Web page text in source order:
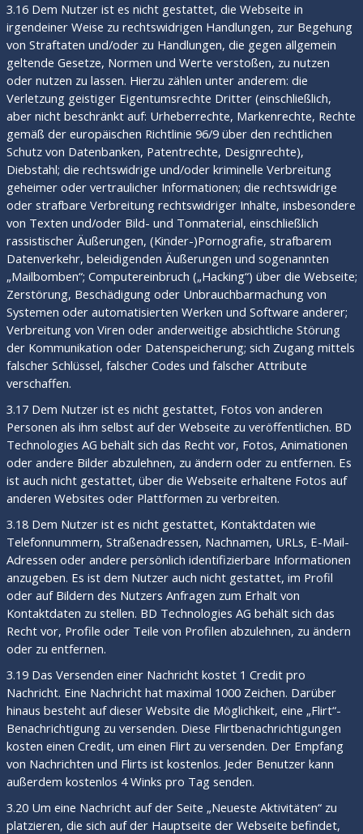
3.16 Dem Nutzer ist es nicht gestattet, die Webseite in
irgendeiner Weise zu rechtswidrigen Handlungen, zur Begehung
von Straftaten und/oder zu Handlungen, die gegen allgemein
geltende Gesetze, Normen und Werte verstoßen, zu nutzen
oder nutzen zu lassen. Hierzu zählen unter anderem: die
Verletzung geistiger Eigentumsrechte Dritter (einschließlich,
aber nicht beschränkt auf: Urheberrechte, Markenrechte, Rechte
gemäß der europäischen Richtlinie 96/9 über den rechtlichen
Schutz von Datenbanken, Patentrechte, Designrechte),
Diebstahl; die rechtswidrige und/oder kriminelle Verbreitung
geheimer oder vertraulicher Informationen; die rechtswidrige
oder strafbare Verbreitung rechtswidriger Inhalte, insbesondere
von Texten und/oder Bild- und Tonmaterial, einschließlich
rassistischer Äußerungen, (Kinder-)Pornografie, strafbarem
Datenverkehr, beleidigenden Äußerungen und sogenannten
„Mailbomben“; Computereinbruch („Hacking“) über die Webseite;
Zerstörung, Beschädigung oder Unbrauchbarmachung von
Systemen oder automatisierten Werken und Software anderer;
Verbreitung von Viren oder anderweitige absichtliche Störung
der Kommunikation oder Datenspeicherung; sich Zugang mittels
falscher Schlüssel, falscher Codes und falscher Attribute
verschaffen.
3.17 Dem Nutzer ist es nicht gestattet, Fotos von anderen
Personen als ihm selbst auf der Webseite zu veröffentlichen. BD
Technologies AG behält sich das Recht vor, Fotos, Animationen
oder andere Bilder abzulehnen, zu ändern oder zu entfernen. Es
ist auch nicht gestattet, über die Webseite erhaltene Fotos auf
anderen Websites oder Plattformen zu verbreiten.
3.18 Dem Nutzer ist es nicht gestattet, Kontaktdaten wie
Telefonnummern, Straßenadressen, Nachnamen, URLs, E-Mail-
Adressen oder andere persönlich identifizierbare Informationen
anzugeben. Es ist dem Nutzer auch nicht gestattet, im Profil
oder auf Bildern des Nutzers Anfragen zum Erhalt von
Kontaktdaten zu stellen. BD Technologies AG behält sich das
Recht vor, Profile oder Teile von Profilen abzulehnen, zu ändern
oder zu entfernen.
3.19 Das Versenden einer Nachricht kostet 1 Credit pro
Nachricht. Eine Nachricht hat maximal 1000 Zeichen. Darüber
hinaus besteht auf dieser Website die Möglichkeit, eine „Flirt“-
Benachrichtigung zu versenden. Diese Flirtbenachrichtigungen
kosten einen Credit, um einen Flirt zu versenden. Der Empfang
von Nachrichten und Flirts ist kostenlos. Jeder Benutzer kann
außerdem kostenlos 4 Winks pro Tag senden.
3.20 Um eine Nachricht auf der Seite „Neueste Aktivitäten“ zu
platzieren, die sich auf der Hauptseite der Webseite befindet,